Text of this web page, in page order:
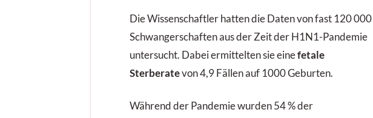
Die Wissenschaftler hatten die Daten von fast 120 000
Schwangerschaften aus der Zeit der H1N1-Pandemie
untersucht. Dabei ermittelten sie einefetale
Sterberatevon 4,9 Fällen auf 1000 Geburten.
Während der Pandemie wurden 54 % der